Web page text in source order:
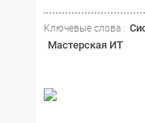
Ключевые слова :
Мастерская ИТ